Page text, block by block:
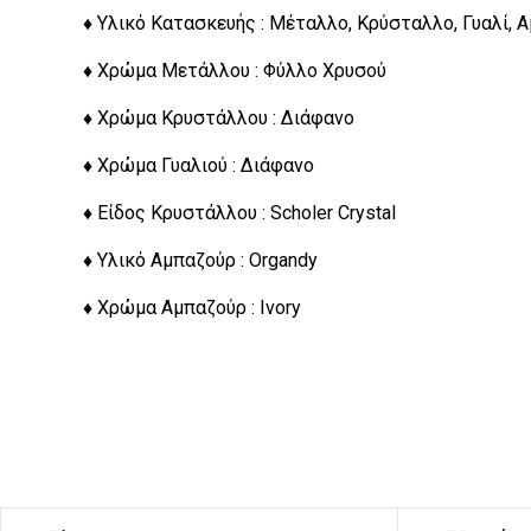
♦ Υλικό Κατασκευής : Μέταλλο, Κρύσταλλο, Γυαλί,
♦ Χρώμα Μετάλλου : Φύλλο Χρυσού
♦ Χρώμα Κρυστάλλου : Διάφανο
♦ Χρώμα Γυαλιού : Διάφανο
♦ Είδος Κρυστάλλου : Scholer Crystal
♦ Υλικό Αμπαζούρ : Organdy
♦ Χρώμα Αμπαζούρ : Ivory